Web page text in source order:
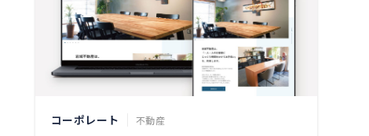
コーポレート 不動産